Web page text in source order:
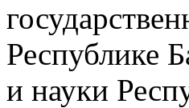
Республике
и науки